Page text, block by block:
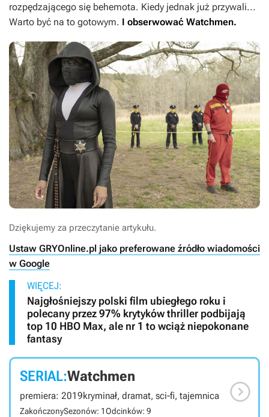
rozpędzającego się behemota. Kiedy jednak już przywali...
Warto być na to gotowym. I obserwować Watchmen.
Dziękujemy za przeczytanie artykułu.
Ustaw GRYOnline.pl jako preferowane źródło wiadomości
w Google
WIĘCEJ:
Najgłośniejszy polski film ubiegłego roku i
polecany przez 97% krytyków thriller podbijają
top 10 HBO Max, ale nr 1 to wciąż niepokonane
fantasy
SERIAL:Watchmen
premiera: 2019kryminał, dramat, sci-fi, tajemnica
ZakończonySezonów: 1Odcinków: 9
